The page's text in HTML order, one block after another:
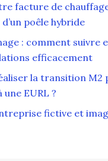
facture de
poêle hybride
: comment suivre
efficacement
la transition M2
une EURL ?
fictive et